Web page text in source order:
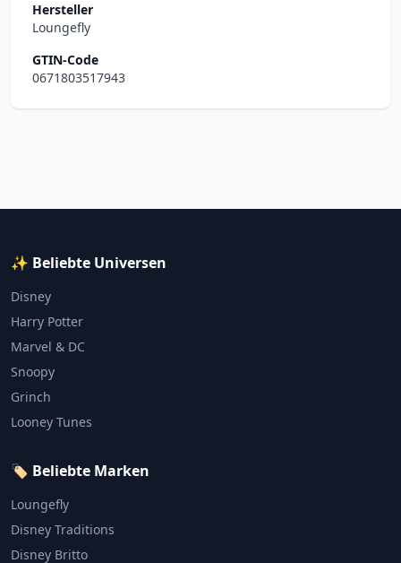
Hersteller
Loungefly
GTIN-Code
0671803517943
✨ Beliebte Universen
Disney
Harry Potter
Marvel & DC
Snoopy
Grinch
Looney Tunes
🏷️ Beliebte Marken
Loungefly
Disney Traditions
Disney Britto